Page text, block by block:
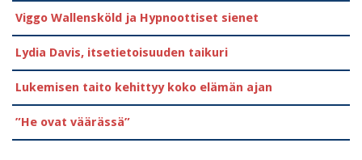
Viggo Wallensköld ja Hypnoottiset sienet
Lydia Davis, itsetietoisuuden taikuri
Lukemisen taito kehittyy koko elämän ajan
”He ovat väärässä”